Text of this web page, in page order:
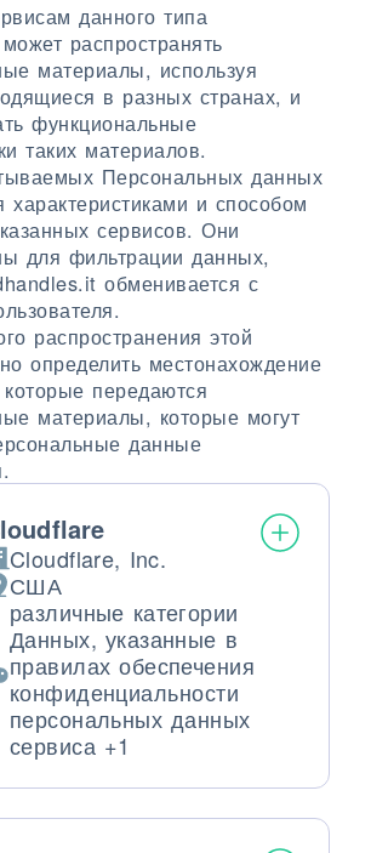
данного типа
распространять
материалы, используя
в разных странах, и
функциональные
таких материалов.
Персональных данных
характеристиками и способом
сервисов. Они
для фильтрации данных,
обменивается с
распространения этой
определить местонахождение
передаются
материалы, которые могут
данные
Cloudflare, Inc.
обработки:
США
персональные
различные категории
Данных, указанные в
правилах обеспечения
конфиденциальности
персональных данных
сервиса +1